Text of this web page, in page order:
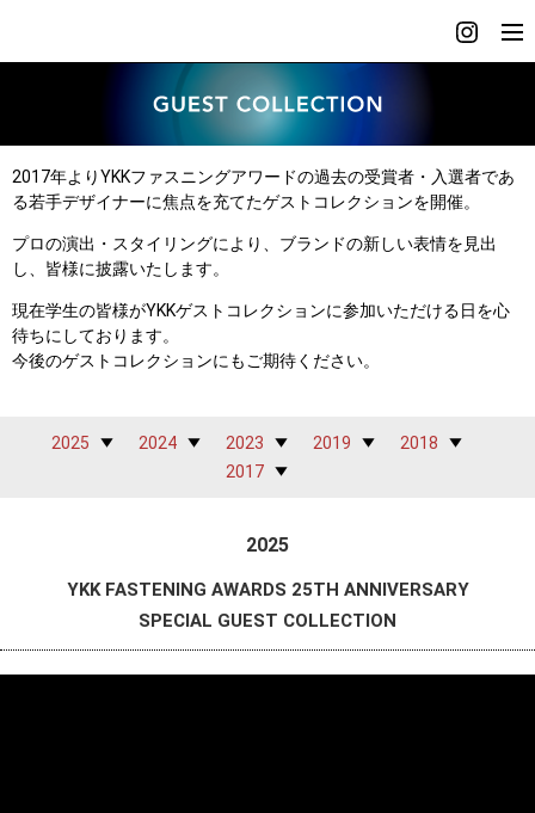
2017年よりYKKファスニングアワードの過去の受賞者・入選者であ
る若手デザイナーに焦点を充てたゲストコレクションを開催。
プロの演出・スタイリングにより、ブランドの新しい表情を見出
し、皆様に披露いたします。
現在学生の皆様がYKKゲストコレクションに参加いただける日を心
待ちにしております。
今後のゲストコレクションにもご期待ください。
2025 2024 2023 2019
2018
2017
2025
YKK FASTENING AWARDS 25TH ANNIVERSARY
SPECIAL GUEST COLLECTION